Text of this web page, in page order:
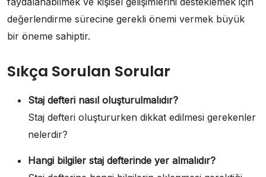
değerlendirme sürecine gerekli önemi vermek büyük
bir öneme sahiptir.
Sıkça Sorulan Sorular
Staj defteri nasıl oluşturulmalıdır?
Staj defteri oluştururken dikkat edilmesi gerekenler
nelerdir?
Hangi bilgiler staj defterinde yer almalıdır?